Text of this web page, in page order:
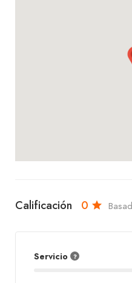
más información o
Calificación 0
Servicio